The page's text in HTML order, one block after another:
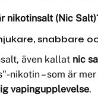
nikotinsalt (Nic
snabbare
även kallat nic
nikotin – som är
vapingupplevelse.